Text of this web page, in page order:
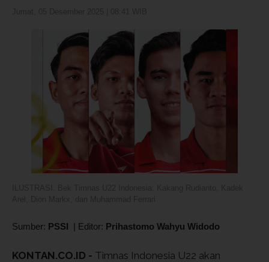
Sumber: PSSI | Editor: Prihastomo Wahyu Widodo
KONTAN.CO.ID - Timnas Indonesia U22 akan